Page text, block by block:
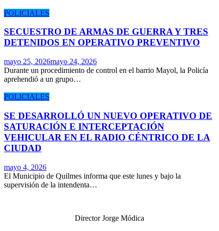
POLICIALES
SECUESTRO DE ARMAS DE GUERRA Y TRES
DETENIDOS EN OPERATIVO PREVENTIVO
mayo 25, 2026mayo 24, 2026
Durante un procedimiento de control en el barrio Mayol, la Policía
aprehendió a un grupo…
POLICIALES
SE DESARROLLÓ UN NUEVO OPERATIVO DE
SATURACIÓN E INTERCEPTACIÓN
VEHICULAR EN EL RADIO CÉNTRICO DE LA
CIUDAD
mayo 4, 2026
El Municipio de Quilmes informa que este lunes y bajo la
supervisión de la intendenta…
Director Jorge Módica